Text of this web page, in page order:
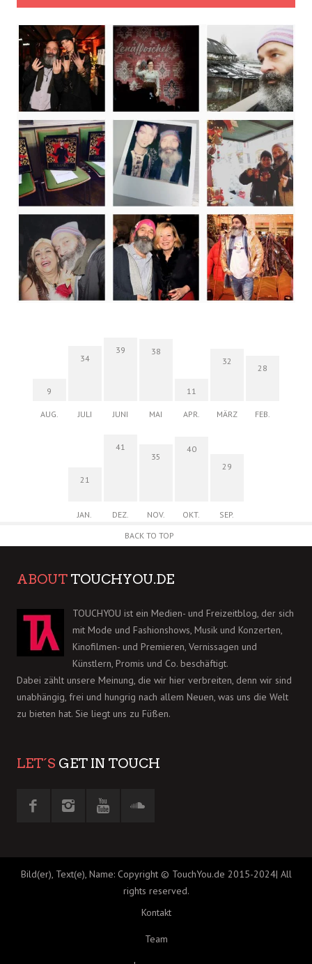
9
AUG.
34
JULI
39
JUNI
38
MAI
11
APR.
32
MÄRZ
28
FEB.
21
JAN.
41
DEZ.
35
NOV.
40
OKT.
29
SEP.
BACK TO TOP
ABOUT TOUCHYOU.DE
TOUCHYOU ist ein Medien- und Freizeitblog, der sich
mit Mode und Fashionshows, Musik und Konzerten,
Kinofilmen- und Premieren, Vernissagen und
Künstlern, Promis und Co. beschäftigt.
Dabei zählt unsere Meinung, die wir hier verbreiten, denn wir sind
unabhängig, frei und hungrig nach allem Neuen, was uns die Welt
zu bieten hat. Sie liegt uns zu Füßen.
LET´S GET IN TOUCH
Bild(er), Text(e), Name: Copyright © TouchYou.de 2015-2024| All
rights reserved.
Kontakt
Team